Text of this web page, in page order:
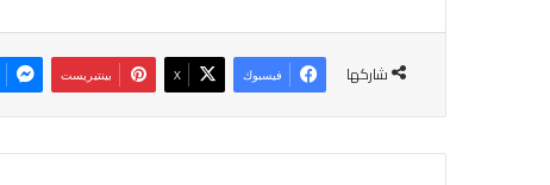
شاركها فيسبوك ‫X بينتيريست